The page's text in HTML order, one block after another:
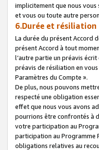
implicitement que nous vous
et vous ou toute autre
6.Durée et résiliation
La durée du présent Accord
présent Accord à tout
l’autre partie un préavis
préavis de résiliation en
Paramètres du Compte ».
De plus, nous pouvons
respecté une obligation
effet que nous vous avons
pourrions être confrontés à
votre participation au
participation au Programme
obligations relatives au